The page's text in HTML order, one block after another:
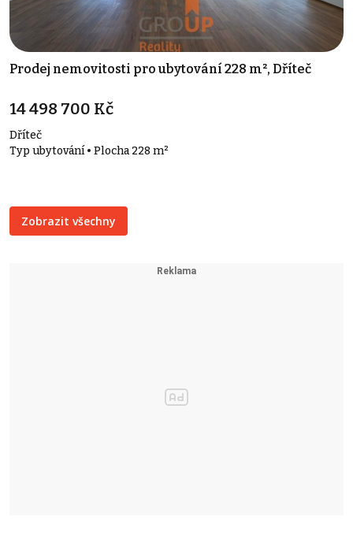
Prodej nemovitosti pro ubytování 228 m², Dříteč
14 498 700 Kč
Dříteč
Typ ubytování • Plocha 228 m²
Zobrazit všechny